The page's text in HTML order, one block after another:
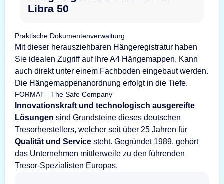
Libra 50
Praktische Dokumentenverwaltung
Mit dieser herausziehbaren Hängeregistratur haben
Sie idealen Zugriff auf Ihre A4 Hängemappen. Kann
auch direkt unter einem Fachboden eingebaut werden.
Die Hängemappenanordnung erfolgt in die Tiefe.
FORMAT - The Safe Company
Innovationskraft und technologisch ausgereifte
Lösungen sind Grundsteine dieses deutschen
Tresorherstellers, welcher seit über 25 Jahren für
Qualität und Service steht. Gegründet 1989, gehört
das Unternehmen mittlerweile zu den führenden
Tresor-Spezialisten Europas.